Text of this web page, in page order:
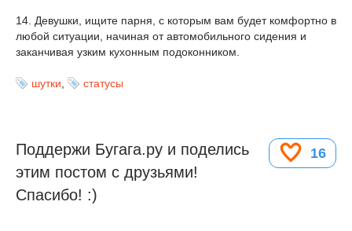
14. Девушки, ищите парня, с которым вам будет комфортно в
любой ситуации, начиная от автомобильного сидения и
заканчивая узким кухонным подоконником.
шутки статусы
16
Поддержи Бугага.ру и поделись
этим постом с друзьями!
Спасибо! :)